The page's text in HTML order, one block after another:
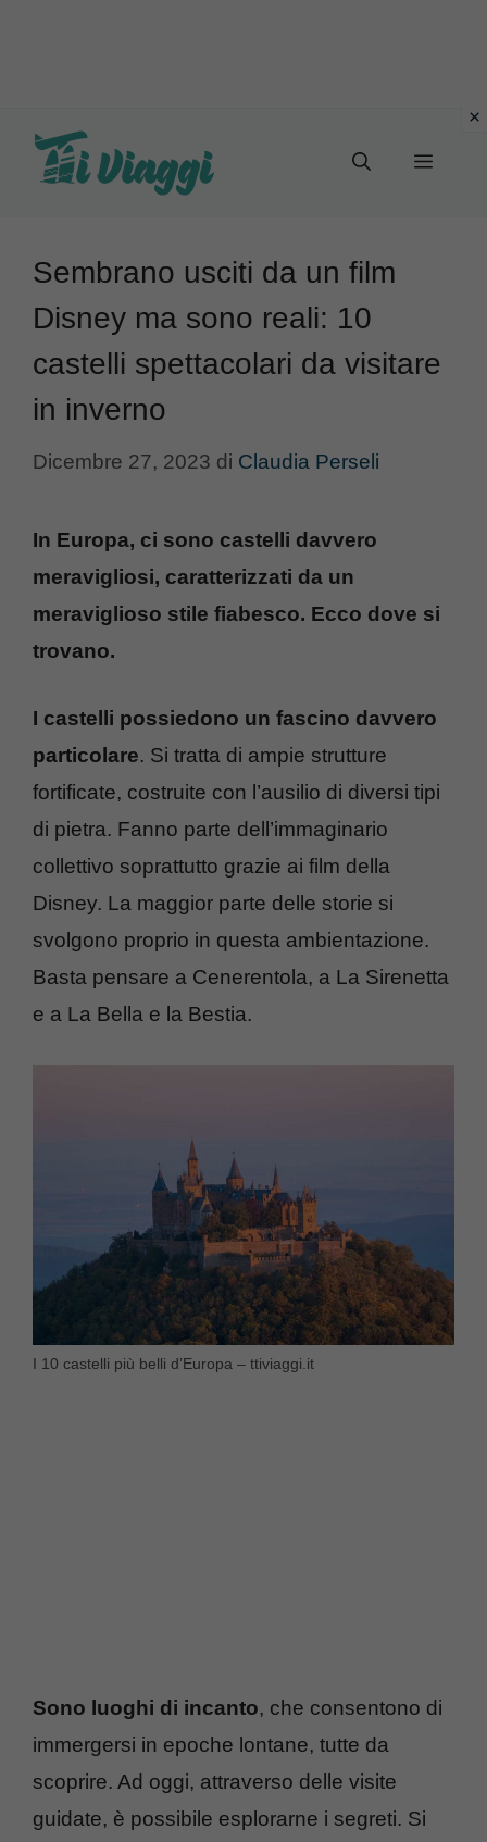
Menu
Sembrano usciti da un film
Disney ma sono reali: 10
castelli spettacolari da visitare
in inverno
Dicembre 27, 2023 di Claudia Perseli
In Europa, ci sono castelli davvero
meravigliosi, caratterizzati da un
meraviglioso stile fiabesco. Ecco dove si
trovano.
I castelli possiedono un fascino davvero
particolare. Si tratta di ampie strutture
fortificate, costruite con l’ausilio di diversi tipi
di pietra. Fanno parte dell’immaginario
collettivo soprattutto grazie ai film della
Disney. La maggior parte delle storie si
svolgono proprio in questa ambientazione.
Basta pensare a Cenerentola, a La Sirenetta
e a La Bella e la Bestia.
I 10 castelli più belli d’Europa – ttiviaggi.it
Sono luoghi di incanto, che consentono di
immergersi in epoche lontane, tutte da
scoprire. Ad oggi, attraverso delle visite
guidate, è possibile esplorarne i segreti. Si